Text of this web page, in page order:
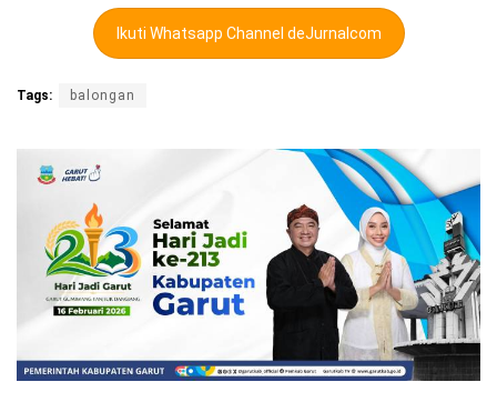
Ikuti Whatsapp Channel deJurnalcom
Tags: balongan